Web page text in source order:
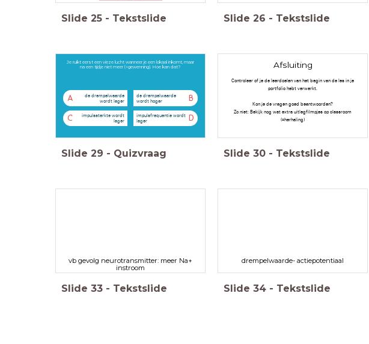
Slide 25 - Tekstslide Slide 26 - Tekstslide
Je ruikt eerst een vieze lucht wanneer je een lokaal inkomt, maar
na een tijdje niet meer (=gewenning). Hoe kan dat?
A
de drempelwaarde
wordt lager
B
de drempelwaarde
wordt hoger
C
impulssterkte wordt
lager
D
impulsfrequentie wordt
lager
Slide 29 - Quizvraag
Afsluiting
Controleer of je de leerdoelen van het begin van de les in je
portfolio hebt verwerkt.
Kon je de vragen goed beantwoorden?
Zo niet: Bekijk nog wat extra uitlegfilmpjes op classroom
(=herhaling)
Slide 30 - Tekstslide
vb gevolg neurotransmitter: meer Na+
instroom
Slide 33 - Tekstslide
drempelwaarde- actiepotentiaal
Slide 34 - Tekstslide